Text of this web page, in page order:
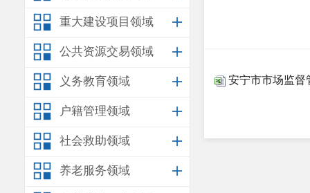
重大建设项目领域
公共资源交易领域
义务教育领域
户籍管理领域
社会救助领域
养老服务领域
安宁市市场监督